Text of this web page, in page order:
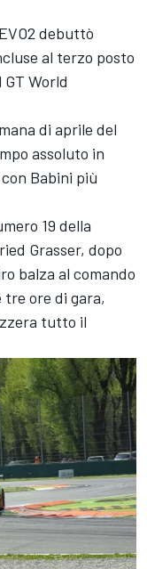
debuttò
al terzo posto
World
di aprile del
assoluto in
Babini più
19 della
Grasser, dopo
balza al comando
ore di gara,
tutto il